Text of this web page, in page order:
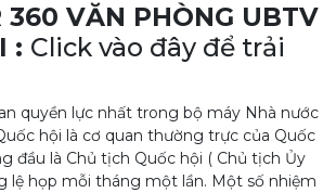
360 VĂN PHÒNG UBTV
: Click vào đây để trải
quyền lực nhất trong bộ máy Nhà nước
hội là cơ quan thường trực của Quốc
đầu là Chủ tịch Quốc hội ( Chủ tịch Ủy
lệ họp mỗi tháng một lần. Một số nhiệm